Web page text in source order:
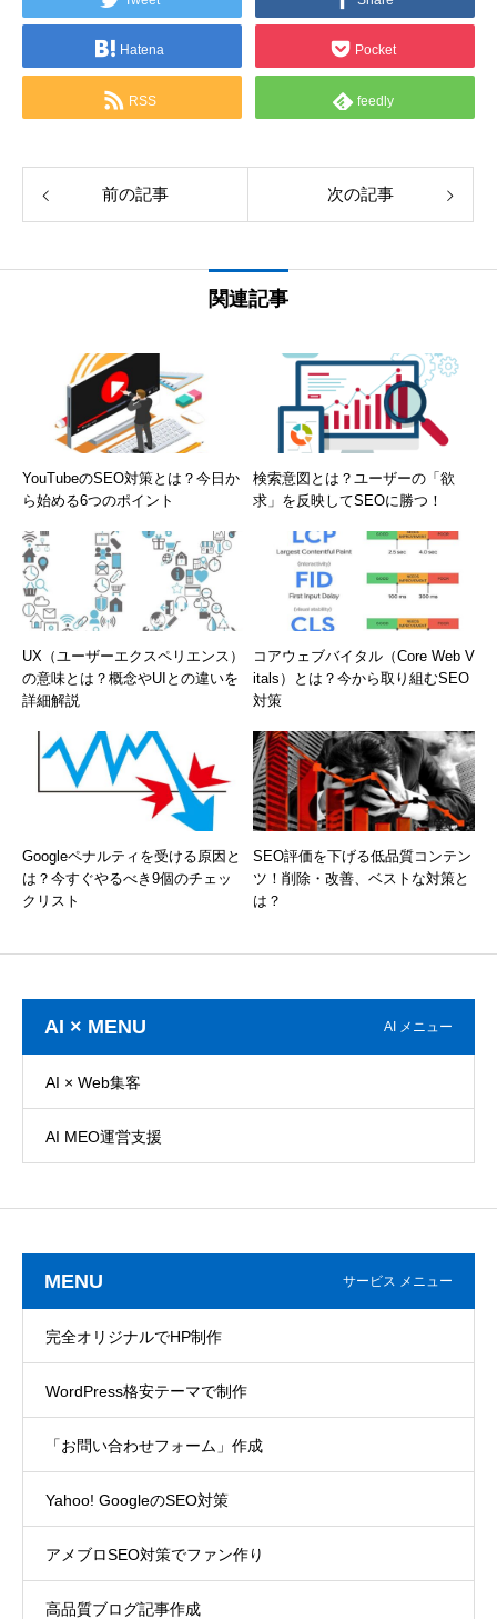
Hatena Pocket
RSS feedly
前の記事 次の記事
関連記事
YouTubeのSEO対策とは？今日か
ら始める6つのポイント
検索意図とは？ユーザーの「欲
求」を反映してSEOに勝つ！
UX（ユーザーエクスペリエンス）
の意味とは？概念やUIとの違いを
詳細解説
コアウェブバイタル（Core Web V
itals）とは？今から取り組むSEO
対策
Googleペナルティを受ける原因と
は？今すぐやるべき9個のチェッ
クリスト
SEO評価を下げる低品質コンテン
ツ！削除・改善、ベストな対策と
は？
AI × MENU AI メニュー
AI × Web集客
AI MEO運営支援
MENU サービス メニュー
完全オリジナルでHP制作
WordPress格安テーマで制作
「お問い合わせフォーム」作成
Yahoo! GoogleのSEO対策
アメブロSEO対策でファン作り
高品質ブログ記事作成